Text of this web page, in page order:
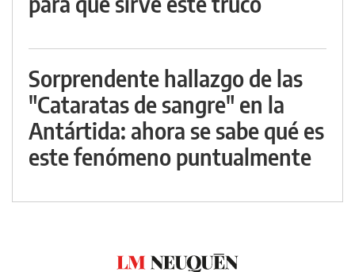
Sorprendente hallazgo de las
"Cataratas de sangre" en la
Antártida: ahora se sabe qué es
este fenómeno puntualmente